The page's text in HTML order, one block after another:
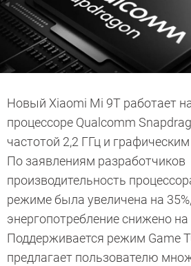
Новый Xiaomi Mi 9T работает
процессоре Qualcomm
частотой 2,2 ГГц и
По заявлениям разработчиков
производительность
режиме была увеличена на
энергопотребление снижено на
Поддерживается режим Game
предлагает пользователю